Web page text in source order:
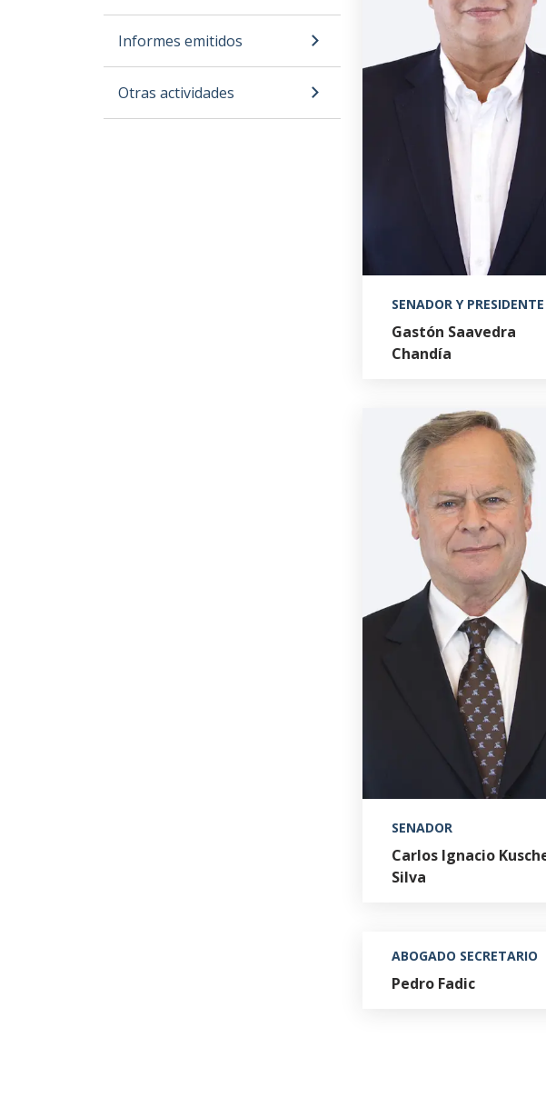
Informes emitidos
Otras actividades
SENADOR Y PRESIDENTE
Gastón Saavedra
Chandía
SENADOR
Carlos Ignacio
Silva
ABOGADO SECRETARIO
Pedro Fadic